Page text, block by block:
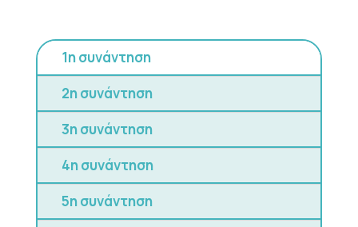
1η συνάντηση
2η συνάντηση
3η συνάντηση
4η συνάντηση
5η συνάντηση